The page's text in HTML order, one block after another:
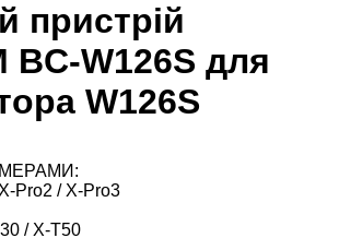
пристрій
BC-W126S для
W126S
Pro2 / X-Pro3
/ X-T50